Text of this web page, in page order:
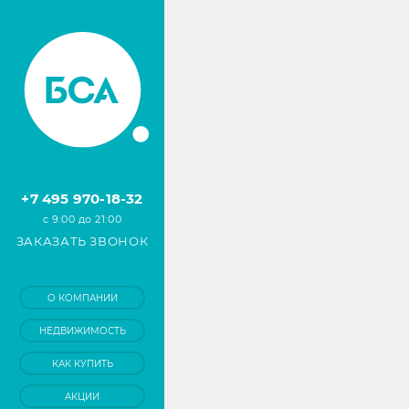
+7 495 970-18-32
с 9:00 до 21:00
ЗАКАЗАТЬ ЗВОНОК
О КОМПАНИИ
НЕДВИЖИМОСТЬ
КАК КУПИТЬ
АКЦИИ